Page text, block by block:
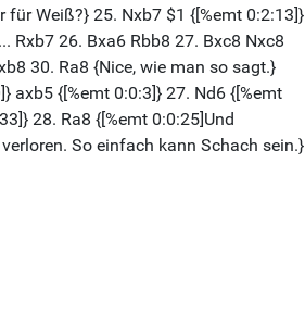
für Weiß?} 25. Nxb7 $1 {[%emt 0:2:13]}
Rxb7 26. Bxa6 Rbb8 27. Bxc8 Nxc8
30. Ra8 {Nice, wie man so sagt.}
axb5 {[%emt 0:0:3]} 27. Nd6 {[%emt
28. Ra8 {[%emt 0:0:25]Und
So einfach kann Schach sein.}